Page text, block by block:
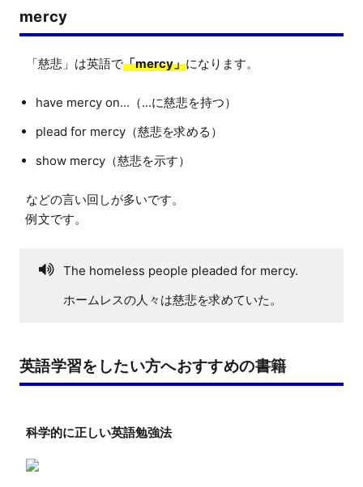
mercy
「慈悲」は英語で「mercy」
have mercy on...（...に慈悲を持つ）
plead for mercy（慈悲を求める）
show mercy（慈悲を示す）
などの言い回しが多いです。
The homeless people pleaded for mercy.
ホームレスの人々は慈悲を求めていた。
英語学習をしたい方へおすすめの書籍